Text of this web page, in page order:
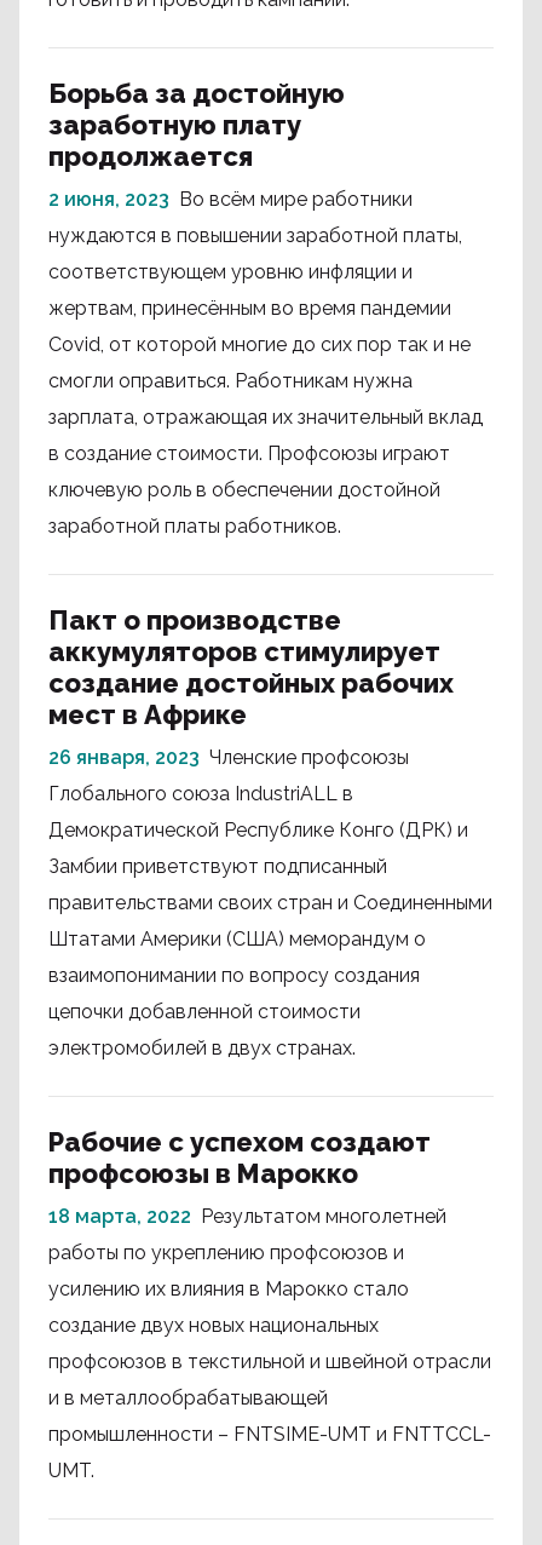
Борьба за достойную
заработную плату
продолжается
2 июня, 2023 Во всём мире работники
нуждаются в повышении заработной платы,
соответствующем уровню инфляции и
жертвам, принесённым во время пандемии
Covid, от которой многие до сих пор так и не
смогли оправиться. Работникам нужна
зарплата, отражающая их значительный вклад
в создание стоимости. Профсоюзы играют
ключевую роль в обеспечении достойной
заработной платы работников.
Пакт о производстве
аккумуляторов стимулирует
создание достойных рабочих
мест в Африке
26 января, 2023 Членские профсоюзы
Глобального союза IndustriALL в
Демократической Республике Конго (ДРК) и
Замбии приветствуют подписанный
правительствами своих стран и Соединенными
Штатами Америки (США) меморандум о
взаимопонимании по вопросу создания
цепочки добавленной стоимости
электромобилей в двух странах.
Рабочие с успехом создают
профсоюзы в Марокко
18 марта, 2022 Результатом многолетней
работы по укреплению профсоюзов и
усилению их влияния в Марокко стало
создание двух новых национальных
профсоюзов в текстильной и швейной отрасли
и в металлообрабатывающей
промышленности – FNTSIME-UMT и FNTTCCL-
UMT.